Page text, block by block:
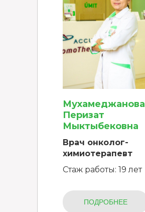
Мухамеджанова
Перизат
Мыктыбековна
Врач онколог-
химиотерапевт
Стаж работы: 19 лет
ПОДРОБНЕЕ